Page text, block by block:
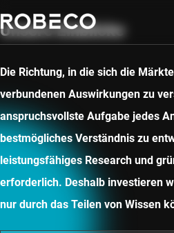
Unsere Einblicke
Die Richtung, in die sich die
verbundenen Auswirkungen zu
anspruchsvollste Aufgabe jedes
bestmögliches Verständnis zu
leistungsfähiges Research und
erforderlich. Deshalb investieren
nur durch das Teilen von Wissen